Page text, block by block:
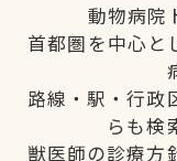
動物病院
首都圏を中心と
路線・駅・行政
らも検
獣医師の診療方